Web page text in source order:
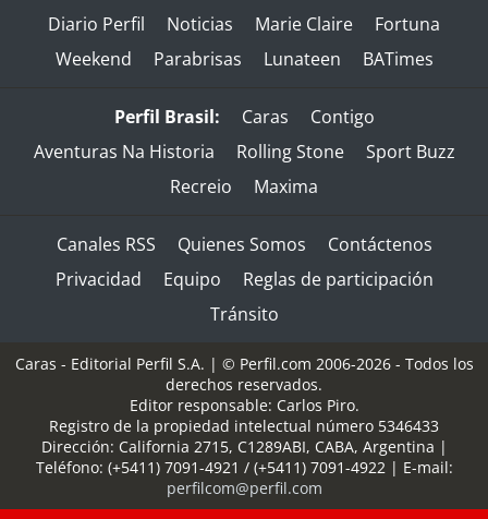
Diario Perfil Noticias Marie Claire
Fortuna
Weekend
Parabrisas Lunateen BATimes
Perfil Brasil: Caras
Contigo
Aventuras Na Historia
Rolling Stone
Sport Buzz
Recreio
Maxima
Canales RSS Quienes Somos
Contáctenos
Privacidad
Equipo
Reglas de participación
Tránsito
Caras - Editorial Perfil S.A. | © Perfil.com 2006-2026 - Todos los
derechos reservados.
Editor responsable: Carlos Piro.
Registro de la propiedad intelectual número 5346433
Dirección: California 2715, C1289ABI, CABA, Argentina |
Teléfono: (+5411) 7091-4921 / (+5411) 7091-4922| E-mail:
perfilcom@perfil.com